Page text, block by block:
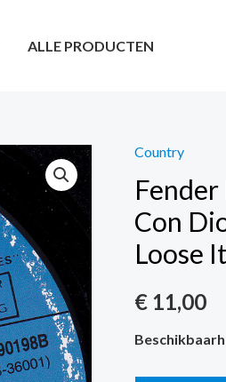
ALLE PRODUCTEN
Country
Fender
Con
Loose
€ 11,00